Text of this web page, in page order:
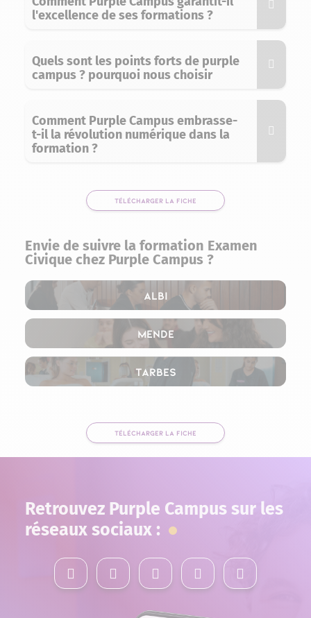
l'excellence de ses formations ?
Quels sont les points forts de purple
campus ? pourquoi nous choisir
Comment Purple Campus embrasse-
t-il la révolution numérique dans la
formation ?
TÉLÉCHARGER LA FICHE
Envie de suivre la formation Examen
Civique chez Purple Campus ?
Albi
Mende
Tarbes
TÉLÉCHARGER LA FICHE
Retrouvez Purple Campus sur les
réseaux sociaux :